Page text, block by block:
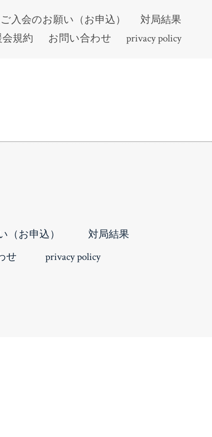
ご入会のお願い（お申込）
対局結果
規約 お問い合わせ privacy policy
（お申込）
対局結果
せ privacy policy